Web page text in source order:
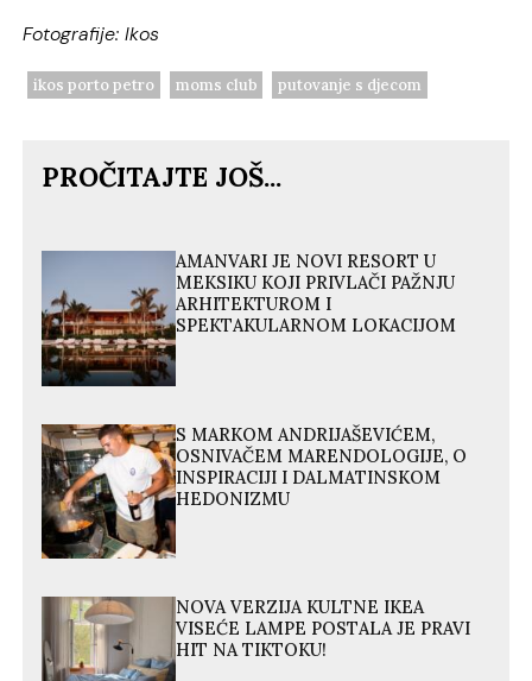
Fotografije: Ikos
ikos porto petro moms club putovanje s djecom
PROČITAJTE JOŠ...
AMANVARI JE NOVI RESORT U
MEKSIKU KOJI PRIVLAČI PAŽNJU
ARHITEKTUROM I
SPEKTAKULARNOM LOKACIJOM
S MARKOM ANDRIJAŠEVIĆEM,
OSNIVAČEM MARENDOLOGIJE, O
INSPIRACIJI I DALMATINSKOM
HEDONIZMU
NOVA VERZIJA KULTNE IKEA
VISEĆE LAMPE POSTALA JE PRAVI
HIT NA TIKTOKU!